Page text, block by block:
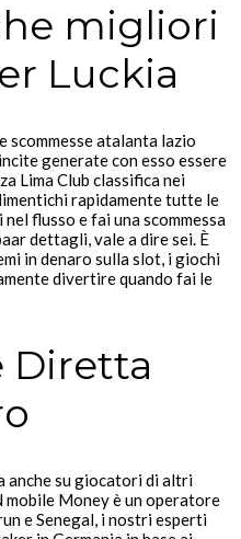
migliori
Luckia
scommesse atalanta lazio
generate con esso essere
Lima Club classifica nei
rapidamente tutte le
flusso e fai una scommessa
dettagli, vale a dire sei. È
in denaro sulla slot, i giochi
divertire quando fai le
Diretta
anche su giocatori di altri
mobile Money è un operatore
e Senegal, i nostri esperti